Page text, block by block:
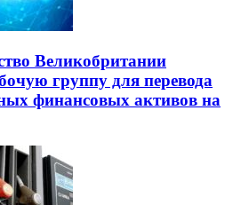
Великобритании
группу для перевода
финансовых активов на